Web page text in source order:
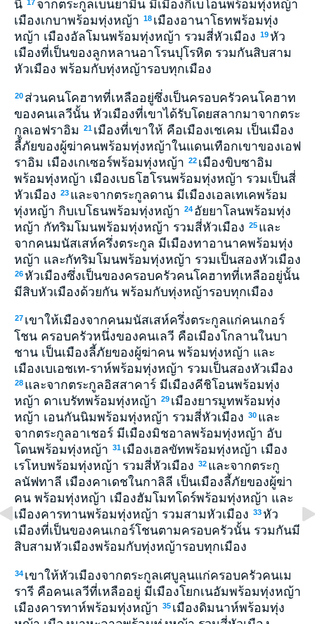
นี้ 17 จากตระกูลเบนยามิน มีเมืองกิเบโอนพร้อมทุ่งหญ้า
เมืองเกบาพร้อมทุ่งหญ้า 18 เมืองอานาโธทพร้อมทุ่ง
หญ้า เมืองอัลโมนพร้อมทุ่งหญ้า รวมสี่หัวเมือง 19 หัว
เมืองที่เป็นของลูกหลานอาโรนปุโรหิต รวมกันสิบสาม
หัวเมือง พร้อมกับทุ่งหญ้ารอบทุกเมือง
20 ส่วนคนโคฮาทที่เหลืออยู่ซึ่งเป็นครอบครัวคนโคฮาท
ของคนเลวีนั้น หัวเมืองที่เขาได้รับโดยสลากมาจากตระ
กูลเอฟราอิม
21 เมืองที่เขาให้ คือเมืองเชเคม เป็นเมือง
ลี้ภัยของผู้ฆ่าคนพร้อมทุ่งหญ้าในแดนเทือกเขาของเอฟ
ราอิม เมืองเกเซอร์พร้อมทุ่งหญ้า 22 เมืองขิบซาอิม
พร้อมทุ่งหญ้า เมืองเบธโฮโรนพร้อมทุ่งหญ้า รวมเป็นสี่
หัวเมือง 23 และจากตระกูลดาน มีเมืองเอลเทเคพร้อม
ทุ่งหญ้า กิบเบโธนพร้อมทุ่งหญ้า 24 อัยยาโลนพร้อมทุ่ง
หญ้า กัทริมโมนพร้อมทุ่งหญ้า รวมสี่หัวเมือง 25 และ
จากคนมนัสเสห์ครึ่งตระกูล มีเมืองทาอานาคพร้อมทุ่ง
หญ้า และกัทริมโมนพร้อมทุ่งหญ้า รวมเป็นสองหัวเมือง
26 หัวเมืองซึ่งเป็นของครอบครัวคนโคฮาทที่เหลืออยู่นั้น
มีสิบหัวเมืองด้วยกัน พร้อมกับทุ่งหญ้ารอบทุกเมือง
27 เขาให้เมืองจากคนมนัสเสห์ครึ่งตระกูลแก่คนเกอร์
โชน ครอบครัวหนึ่งของคนเลวี คือเมืองโกลานในบา
ชาน เป็นเมืองลี้ภัยของผู้ฆ่าคน พร้อมทุ่งหญ้า และ
เมืองเบเอชเท-ราห์พร้อมทุ่งหญ้า รวมเป็นสองหัวเมือง
28 และจากตระกูลอิสสาคาร์ มีเมืองคีชิโอนพร้อมทุ่ง
หญ้า ดาเบรัทพร้อมทุ่งหญ้า 29 เมืองยารมูทพร้อมทุ่ง
หญ้า เอนกันนิมพร้อมทุ่งหญ้า รวมสี่หัวเมือง 30 และ
จากตระกูลอาเชอร์ มีเมืองมิชอาลพร้อมทุ่งหญ้า อับ
โดนพร้อมทุ่งหญ้า 31 เมืองเฮลขัทพร้อมทุ่งหญ้า เมือง
เรโหบพร้อมทุ่งหญ้า รวมสี่หัวเมือง 32 และจากตระกู
ลนัฟทาลี เมืองคาเดชในกาลิลี เป็นเมืองลี้ภัยของผู้ฆ่า
คน พร้อมทุ่งหญ้า เมืองฮัมโมทโดร์พร้อมทุ่งหญ้า และ
เมืองคารทานพร้อมทุ่งหญ้า รวมสามหัวเมือง 33 หัว
เมืองที่เป็นของคนเกอร์โชนตามครอบครัวนั้น รวมกันมี
สิบสามหัวเมืองพร้อมกับทุ่งหญ้ารอบทุกเมือง
34 เขาให้หัวเมืองจากตระกูลเศบูลุนแก่ครอบครัวคนเม
รารี คือคนเลวีที่เหลืออยู่ มีเมืองโยกเนอัมพร้อมทุ่งหญ้า
เมืองคารทาห์พร้อมทุ่งหญ้า 35 เมืองดิมนาห์พร้อมทุ่ง